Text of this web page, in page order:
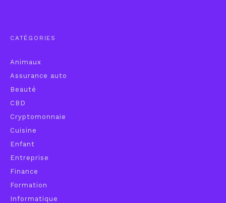
CATÉGORIES
Animaux
Assurance auto
Beauté
CBD
Cryptomonnaie
Cuisine
Enfant
Entreprise
Finance
Formation
Informatique